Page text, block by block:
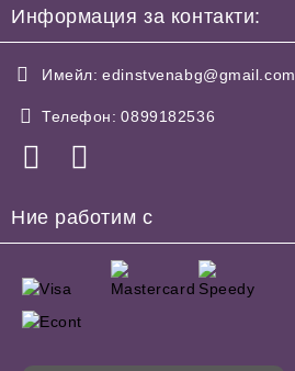
Информация за контакти:
Имейл: edinstvenabg@gmail.com
Телефон: 0899182536
Ние работим с